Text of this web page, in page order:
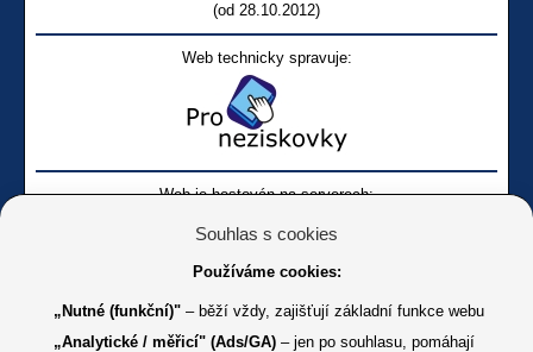
(od 28.10.2012)
Web technicky spravuje:
Web je hostován na serverech:
Souhlas s cookies
Používáme cookies:
„Nutné (funkční)" – běží vždy, zajišťují základní funkce webu
„Analytické / měřicí" (Ads/GA) – jen po souhlasu, pomáhají